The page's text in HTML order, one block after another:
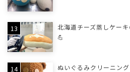
北海道チーズ蒸しケー
💪
ぬいぐるみクリーニン